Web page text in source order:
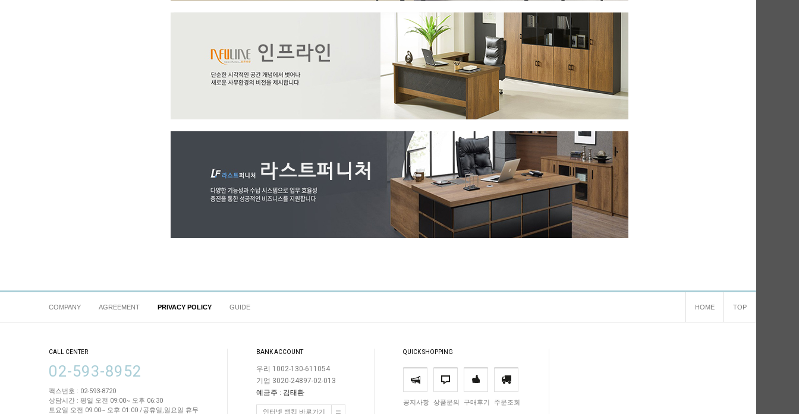
COMPANY AGREEMENT PRIVACY POLICY GUIDE TOP
HOME
CALL CENTER
02-593-8952
팩스번호 : 02-593-8720
상담시간 : 평일 오전 09:00~ 오후 06:30
토요일 오전 09:00~ 오후 01:00 /공휴일,일요일 휴무
BANK ACCOUNT
우리 1002-130-611054
기업 3020-24897-02-013
예금주 : 김태환
인터넷 뱅킹 바로가기
QUICK SHOPPING
공지사항 상품문의 구매후기 주문조회